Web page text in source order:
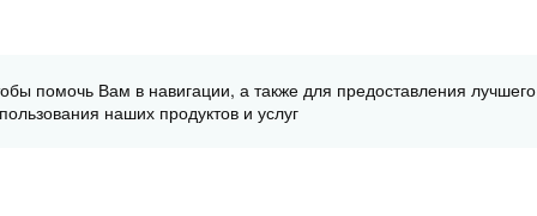
помочь Вам в навигации, а также для предоставления лучшего
наших продуктов и услуг